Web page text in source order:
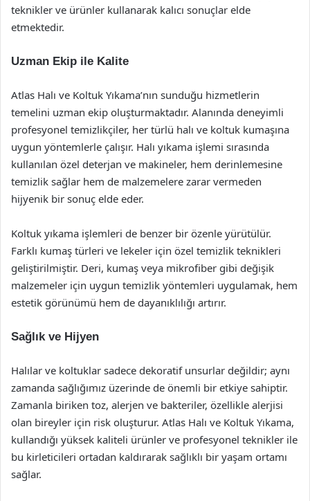
teknikler ve ürünler kullanarak kalıcı sonuçlar elde
etmektedir.
Uzman Ekip ile Kalite
Atlas Halı ve Koltuk Yıkama’nın sunduğu hizmetlerin
temelini uzman ekip oluşturmaktadır. Alanında deneyimli
profesyonel temizlikçiler, her türlü halı ve koltuk kumaşına
uygun yöntemlerle çalışır. Halı yıkama işlemi sırasında
kullanılan özel deterjan ve makineler, hem derinlemesine
temizlik sağlar hem de malzemelere zarar vermeden
hijyenik bir sonuç elde eder.
Koltuk yıkama işlemleri de benzer bir özenle yürütülür.
Farklı kumaş türleri ve lekeler için özel temizlik teknikleri
geliştirilmiştir. Deri, kumaş veya mikrofiber gibi değişik
malzemeler için uygun temizlik yöntemleri uygulamak, hem
estetik görünümü hem de dayanıklılığı artırır.
Sağlık ve Hijyen
Halılar ve koltuklar sadece dekoratif unsurlar değildir; aynı
zamanda sağlığımız üzerinde de önemli bir etkiye sahiptir.
Zamanla biriken toz, alerjen ve bakteriler, özellikle alerjisi
olan bireyler için risk oluşturur. Atlas Halı ve Koltuk Yıkama,
kullandığı yüksek kaliteli ürünler ve profesyonel teknikler ile
bu kirleticileri ortadan kaldırarak sağlıklı bir yaşam ortamı
sağlar.